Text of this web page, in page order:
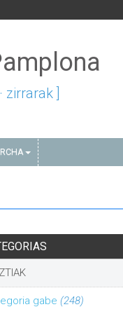
zirrarak ]
gabe (248)